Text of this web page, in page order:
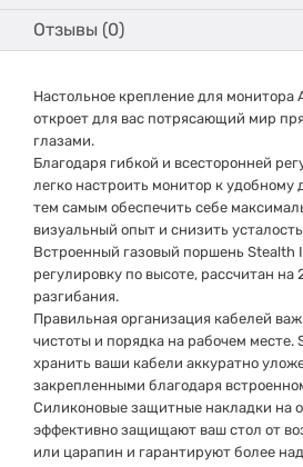
Отзывы (0)
Настольное крепление для монитора
откроет для вас потрясающий мир
глазами.
Благодаря гибкой и всесторонней
легко настроить монитор к удобному
тем самым обеспечить себе
визуальный опыт и снизить
Встроенный газовый поршень Stealth
регулировку по высоте, рассчитан
разгибания.
Правильная организация кабелей
чистоты и порядка на рабочем месте.
хранить ваши кабели аккуратно
закрепленными благодаря
Силиконовые защитные накладки на
эффективно защищают ваш стол от
или царапин и гарантируют более